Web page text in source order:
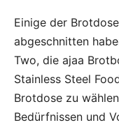
Einige der
abgeschnitten
Two, die ajaa
Stainless Steel
Brotdose zu
Bedürfnissen und